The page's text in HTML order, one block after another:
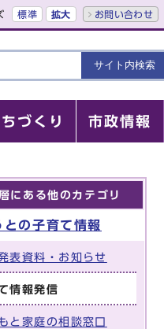
標準 拡大 お問い合わせ
づくり 市政情報
にある他のカテゴリ
との子育て情報
表資料・お知らせ
情報発信
と家庭の相談窓口